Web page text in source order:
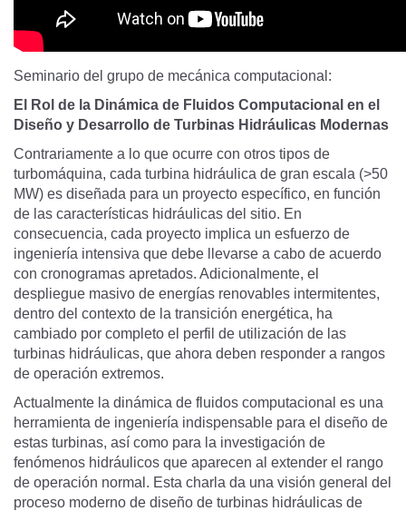
Seminario del grupo de mecánica computacional:
El Rol de la Dinámica de Fluidos Computacional en el
Diseño y Desarrollo de Turbinas Hidráulicas Modernas
Contrariamente a lo que ocurre con otros tipos de
turbomáquina, cada turbina hidráulica de gran escala (>50
MW) es diseñada para un proyecto específico, en función
de las características hidráulicas del sitio. En
consecuencia, cada proyecto implica un esfuerzo de
ingeniería intensiva que debe llevarse a cabo de acuerdo
con cronogramas apretados. Adicionalmente, el
despliegue masivo de energías renovables intermitentes,
dentro del contexto de la transición energética, ha
cambiado por completo el perfil de utilización de las
turbinas hidráulicas, que ahora deben responder a rangos
de operación extremos.
Actualmente la dinámica de fluidos computacional es una
herramienta de ingeniería indispensable para el diseño de
estas turbinas, así como para la investigación de
fenómenos hidráulicos que aparecen al extender el rango
de operación normal. Esta charla da una visión general del
proceso moderno de diseño de turbinas hidráulicas de